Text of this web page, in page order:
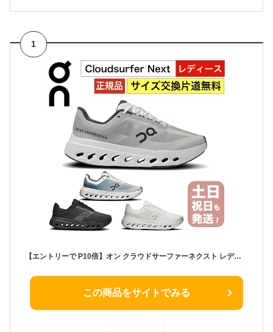
1
【エントリーで P10倍】オン クラウドサーファーネクスト レディース ランニングシューズ On Cloudsurfer Next Womens スニーカー おしゃれ 日本正規品 【サイズ交換片道無料】
この商品をサイトでみる